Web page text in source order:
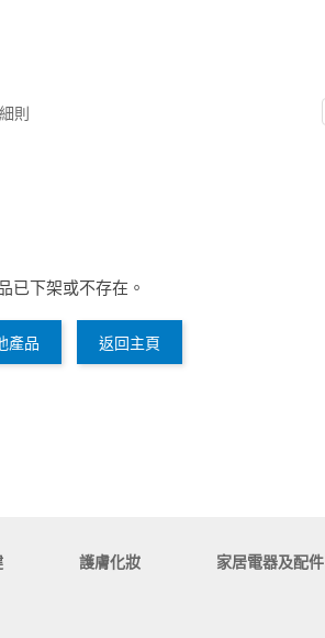
則
已下架或不存在。
產品 返回主頁
護膚化妝 家居電器及配件